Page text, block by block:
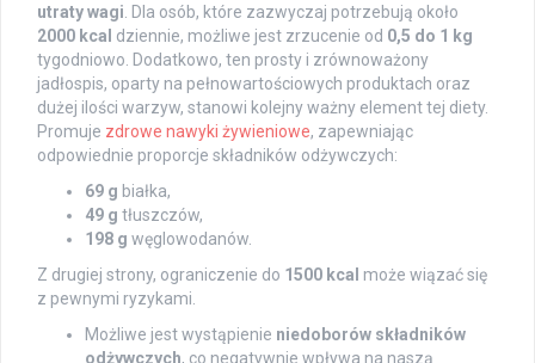
utraty wagi. Dla osób, które zazwyczaj potrzebują około
2000 kcal dziennie, możliwe jest zrzucenie od 0,5 do 1 kg
tygodniowo. Dodatkowo, ten prosty i zrównoważony
jadłospis, oparty na pełnowartościowych produktach oraz
dużej ilości warzyw, stanowi kolejny ważny element tej diety.
Promuje zdrowe nawyki żywieniowe, zapewniając
odpowiednie proporcje składników odżywczych:
69 g białka,
49 g tłuszczów,
198 g węglowodanów.
Z drugiej strony, ograniczenie do 1500 kcal może wiązać się
z pewnymi ryzykami.
Możliwe jest wystąpienie niedoborów składników
odżywczych, co negatywnie wpływa na naszą